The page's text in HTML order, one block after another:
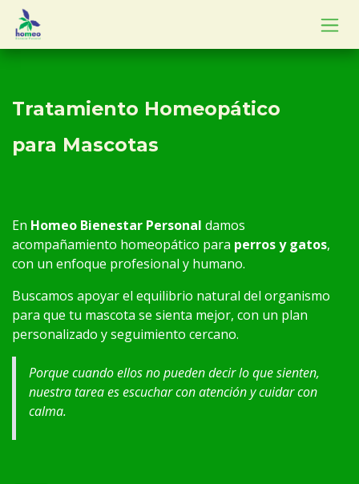
Skip to Content
Tratamiento Homeopático
para Mascotas
En Homeo Bienestar Personal damos
acompañamiento homeopático para perros y gatos,
con un enfoque profesional y humano.
Buscamos apoyar el equilibrio natural del organismo
para que tu mascota se sienta mejor, con un plan
personalizado y seguimiento cercano.
Porque cuando ellos no pueden decir lo que sienten,
nuestra tarea es escuchar con atención y cuidar con
calma.